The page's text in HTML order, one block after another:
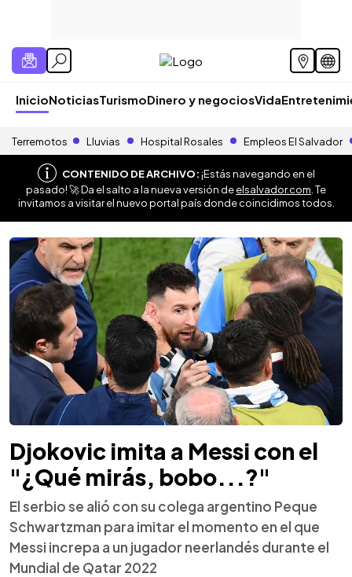
InicioNoticiasTurismoDinero y negociosVida
Terremotos Lluvias Hospital Rosales Empleos El Salvador
CONTENIDO DE ARCHIVO:¡Estás navegando en el
pasado! 🚀 Da el salto a la nueva versión deelsalvador.com . Te
invitamos a visitar el nuevo portal país donde coincidimos todos.
Djokovic imita a Messi con el
"¿Qué mirás, bobo...?"
El serbio se alió con su colega argentino Peque
Schwartzman para imitar el momento en el que
Messi increpa a un jugador neerlandés durante el
Mundial de Qatar 2022